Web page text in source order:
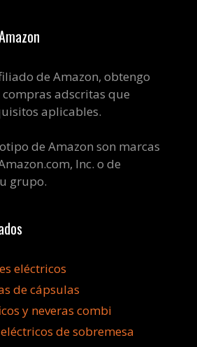
de Amazon, obtengo
adscritas que
aplicables.
de Amazon son marcas
Inc. o de
grupo.
eléctricos
de cápsulas
y neveras combi
de sobremesa